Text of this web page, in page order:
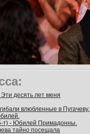
десять лет меня
влюбленные в Пугачеву.
т) - Юбилей Примадонны.
тайно посещала